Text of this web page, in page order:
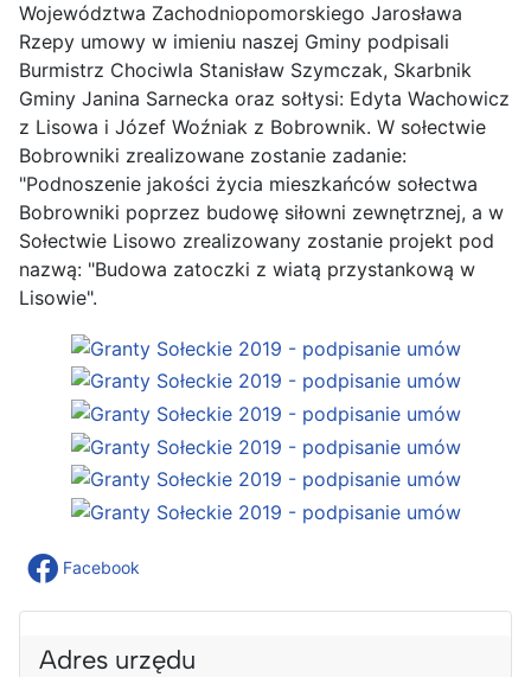
Województwa Zachodniopomorskiego Jarosława
Rzepy umowy w imieniu naszej Gminy podpisali
Burmistrz Chociwla Stanisław Szymczak, Skarbnik
Gminy Janina Sarnecka oraz sołtysi: Edyta Wachowicz
z Lisowa i Józef Woźniak z Bobrownik. W sołectwie
Bobrowniki zrealizowane zostanie zadanie:
"Podnoszenie jakości życia mieszkańców sołectwa
Bobrowniki poprzez budowę siłowni zewnętrznej, a w
Sołectwie Lisowo zrealizowany zostanie projekt pod
nazwą: "Budowa zatoczki z wiatą przystankową w
Lisowie".
Facebook
Adres urzędu